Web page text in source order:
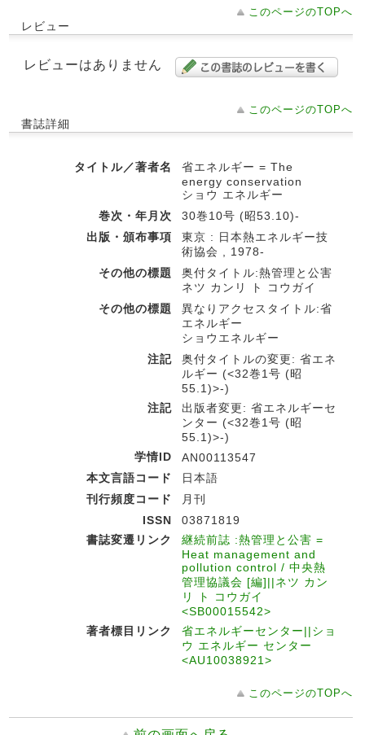
このページのTOPへ
レビュー
レビューはありません
このページのTOPへ
書誌詳細
タイトル／著者名
省エネルギー = The
energy conservation
ショウ エネルギー
巻次・年月次
30巻10号 (昭53.10)-
出版・頒布事項
東京 : 日本熱エネルギー技
術協会 , 1978-
その他の標題
奥付タイトル:熱管理と公害
ネツ カンリ ト コウガイ
その他の標題
異なりアクセスタイトル:省
エネルギー
ショウエネルギー
注記
奥付タイトルの変更: 省エネ
ルギー (<32巻1号 (昭
55.1)>-)
注記
出版者変更: 省エネルギーセ
ンター (<32巻1号 (昭
55.1)>-)
学情ID
AN00113547
本文言語コード
日本語
刊行頻度コード
月刊
ISSN
03871819
書誌変遷リンク
継続前誌 :熱管理と公害 =
Heat management and
pollution control / 中央熱
管理協議会 [編]||ネツ カン
リ ト コウガイ
<SB00015542>
著者標目リンク
省エネルギーセンター||ショ
ウ エネルギー センター
<AU10038921>
このページのTOPへ